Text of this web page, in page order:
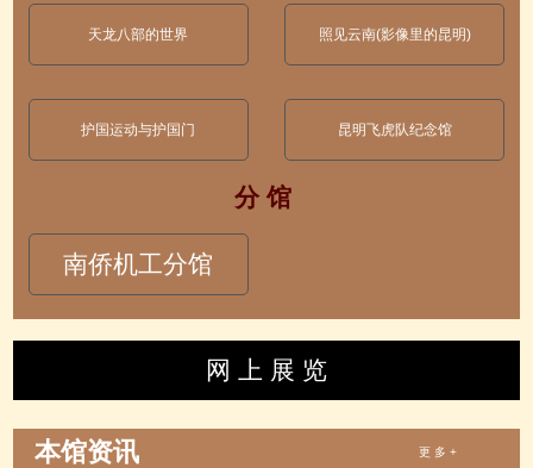
天龙八部的世界 照见云南(影像里的昆明)
护国运动与护国门 昆明飞虎队纪念馆
分 馆
南侨机工分馆
网 上 展 览
本馆资讯 更 多 +